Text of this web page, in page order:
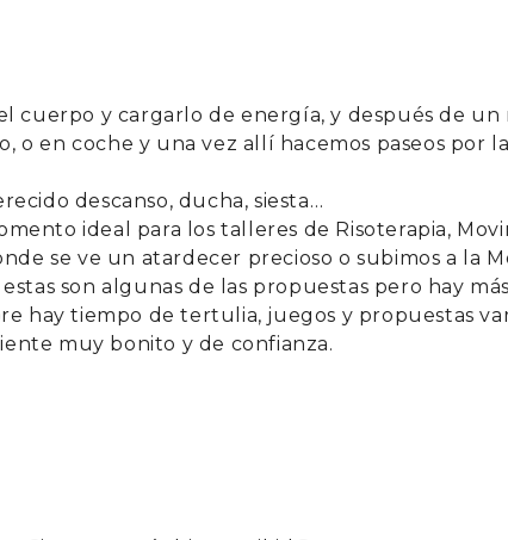
cuerpo y cargarlo de energía, y después de un
o en coche y una vez allí hacemos paseos por
descanso, ducha, siesta…
ideal para los talleres de Risoterapia,
se ve un atardecer precioso o subimos a la
son algunas de las propuestas pero hay
hay tiempo de tertulia, juegos y propuestas
muy bonito y de confianza.